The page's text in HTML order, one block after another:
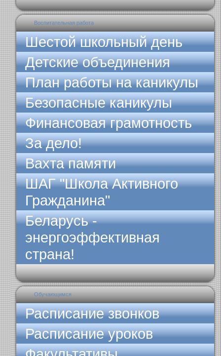
Воспитательная работа
Шестой школьный день
Детские объединения
План работы на каникулы
Безопасные каникулы
Финансовая грамотность
За дело!
Вахта памяти
ШАГ "Школа Активного
Гражданина"
Беларусь -
энергоэффективная
страна!
Обучающимся
Расписание звонков
Расписание уроков